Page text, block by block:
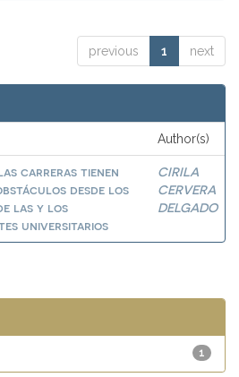
previous 1 next
Author(s)
carreras tienen
desde los
las y los
universitarios
CIRILA
CERVERA
DELGADO
1